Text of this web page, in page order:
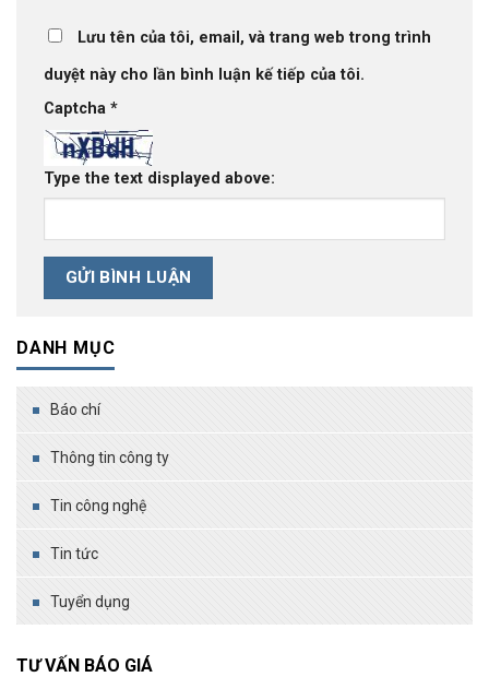
Lưu tên của tôi, email, và trang web trong trình
duyệt này cho lần bình luận kế tiếp của tôi.
Captcha *
Type the text displayed above:
DANH MỤC
Báo chí
Thông tin công ty
Tin công nghệ
Tin tức
Tuyển dụng
TƯ VẤN BÁO GIÁ